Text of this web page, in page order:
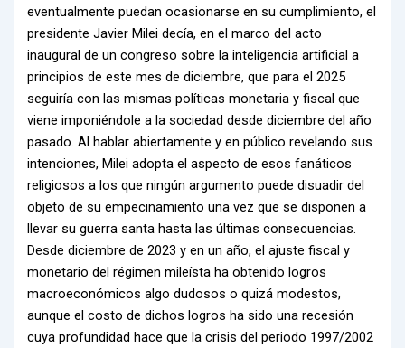
eventualmente puedan ocasionarse en su cumplimiento, el
presidente Javier Milei decía, en el marco del acto
inaugural de un congreso sobre la inteligencia artificial a
principios de este mes de diciembre, que para el 2025
seguiría con las mismas políticas monetaria y fiscal que
viene imponiéndole a la sociedad desde diciembre del año
pasado. Al hablar abiertamente y en público revelando sus
intenciones, Milei adopta el aspecto de esos fanáticos
religiosos a los que ningún argumento puede disuadir del
objeto de su empecinamiento una vez que se disponen a
llevar su guerra santa hasta las últimas consecuencias.
Desde diciembre de 2023 y en un año, el ajuste fiscal y
monetario del régimen mileísta ha obtenido logros
macroeconómicos algo dudosos o quizá modestos,
aunque el costo de dichos logros ha sido una recesión
cuya profundidad hace que la crisis del periodo 1997/2002